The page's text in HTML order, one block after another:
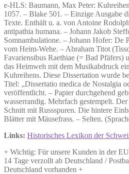
e-HLS: Baumann, Max Peter:
1057. – Blake 501. – Einzige Ausgabe
Texte. Enthält u. a. von Antoine
antipathia humana. – Johann Jakob
Somnambulatione. – Johann Hofer: De
vom Heim-Wehe. – Abraham Titot
Favariensibus Raethiae (= Bad Pfäfers)
das Heimweh mit dem Musikabdruck
Kuhreihens. Diese Dissertation wurde
Titel: „Dissertatio medica de Nostalgia
veröffentlicht. – Papier durchgehend
wasserrandig. Mehrfach gestempelt.
Schnitt mit Russspuren. Die hintere
Blätter mit Mäusefrass. – Selten.
Links: Historisches Lexikon der
+ Wichtig: Für unsere Kunden in der
14 Tage verzollt ab Deutschland /
Deutschland vorhanden +